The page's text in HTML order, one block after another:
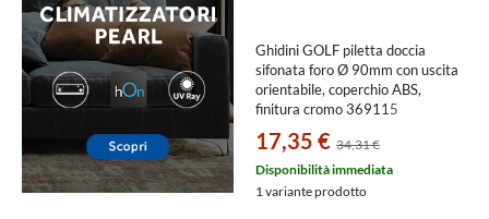
Ghidini GOLF piletta doccia
sifonata foro Ø 90mm con uscita
orientabile, coperchio ABS,
finitura cromo 369115
17,35 € 34,31 €
Disponibilità immediata
1 variante prodotto